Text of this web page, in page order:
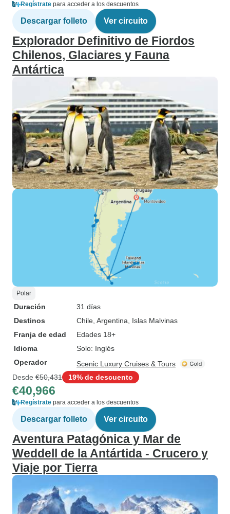
Regístrate para acceder a los descuentos
Descargar folleto Ver circuito
Explorador Definitivo de Fiordos
Chilenos, Glaciares y Fauna
Antártica
Polar
Duración
31 días
Destinos
Chile , Argentina , Islas Malvinas
Franja de edad
Edades 18+
Idioma
Solo: Inglés
Operador
Scenic Luxury Cruises & Tours
Desde €50,431 19% de descuento
€40,966
Regístrate para acceder a los descuentos
Descargar folleto Ver circuito
Aventura Patagónica y Mar de
Weddell de la Antártida - Crucero y
Viaje por Tierra